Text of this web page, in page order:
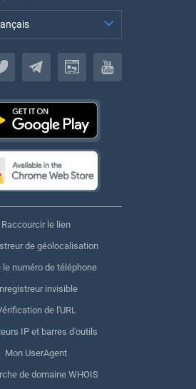
Raccourcir le lien
de géolocalisation
le numéro de téléphone
invisible
de l'URL
IP et barres d'outils
Mon UserAgent
de domaine WHOIS